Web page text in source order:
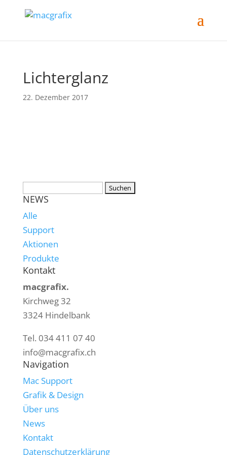
Lichterglanz
22. Dezember 2017
NEWS
Alle
Support
Aktionen
Produkte
Kontakt
macgrafix.
Kirchweg 32
3324 Hindelbank
Tel. 034 411 07 40
info@macgrafix.ch
Navigation
Mac Support
Grafik & Design
Über uns
News
Kontakt
Datenschutzerklärung